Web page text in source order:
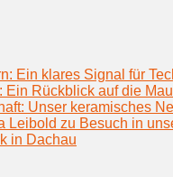
Ein klares Signal für
Rückblick auf die
Unser keramisches
Leibold zu Besuch in
in Dachau